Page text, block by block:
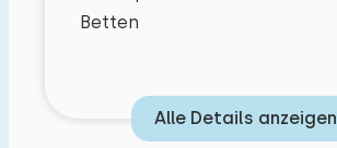
Sonnenschirm ausgestattet ist. Sie
einen eigenen Parkplatz und eine
Betten
Alle Details anzeigen